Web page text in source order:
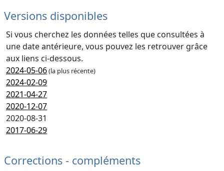
Versions disponibles
Si vous cherchez les données telles que consultées à
une date antérieure, vous pouvez les retrouver grâce
aux liens ci-dessous.
2024-05-06(la plus récente)
2024-02-09
2021-04-27
2020-12-07
2020-08-31
2017-06-29
Corrections - compléments